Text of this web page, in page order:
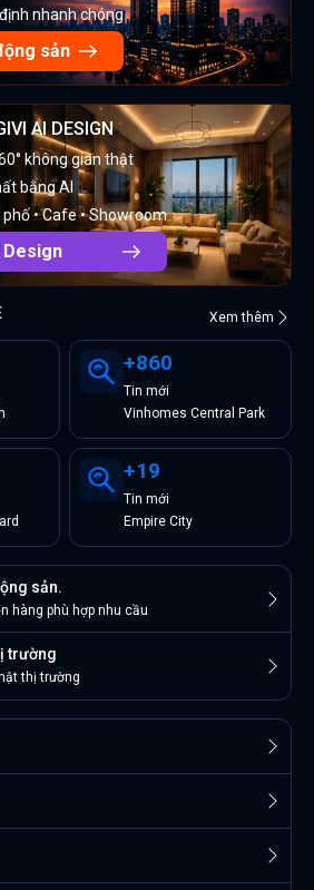
nhanh chóng
sản
AI DESIGN
không gian thật
bằng AI
phố • Cafe • Showroom
Xem thêm
+860
Tin mới
Vinhomes Central Park
+19
Tin mới
Empire City
sản.
hàng phù hợp nhu cầu
trường
thị trường